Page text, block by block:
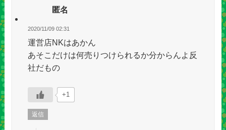
匿名
2020/11/09 02:31
運営店NKはあかん
あそこだけは何売りつけられるか分からんよ反
社だもの
+1
返信